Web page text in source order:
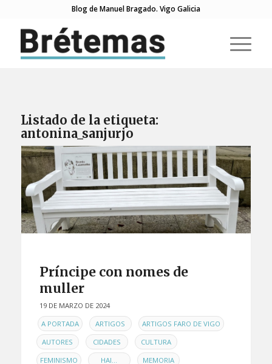
Blog de Manuel Bragado. Vigo Galicia
Listado de la etiqueta:
antonina_sanjurjo
Príncipe con nomes de
muller
19 DE MARZO DE 2024
ENA PORTADA , ARTIGOS , ARTIGOS FARO DE VIGO ,
AUTORES , CIDADES , CULTURA ,
FEMINISMO , HAI... , MEMORIA ,